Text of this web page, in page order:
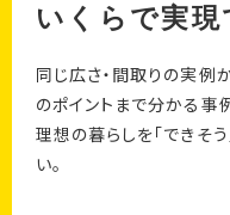
いくらで実現
同じ広さ・間取りの実例
のポイントまで分かる事
理想の暮らしを「できそ
い。